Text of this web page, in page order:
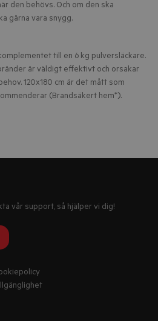
den behövs. Och om den ska
gärna vara snygg.
till en 6 kg pulversläckare.
är väldigt effektivt och orsakar
120x180 cm är det mått som
(Brandsäkert hem*).
vår support, så hjälper vi dig!